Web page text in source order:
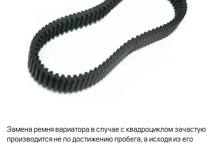
Замена ремня вариатора в случае с квадроциклом зачастую
производится не по достижению пробега, а исходя из его